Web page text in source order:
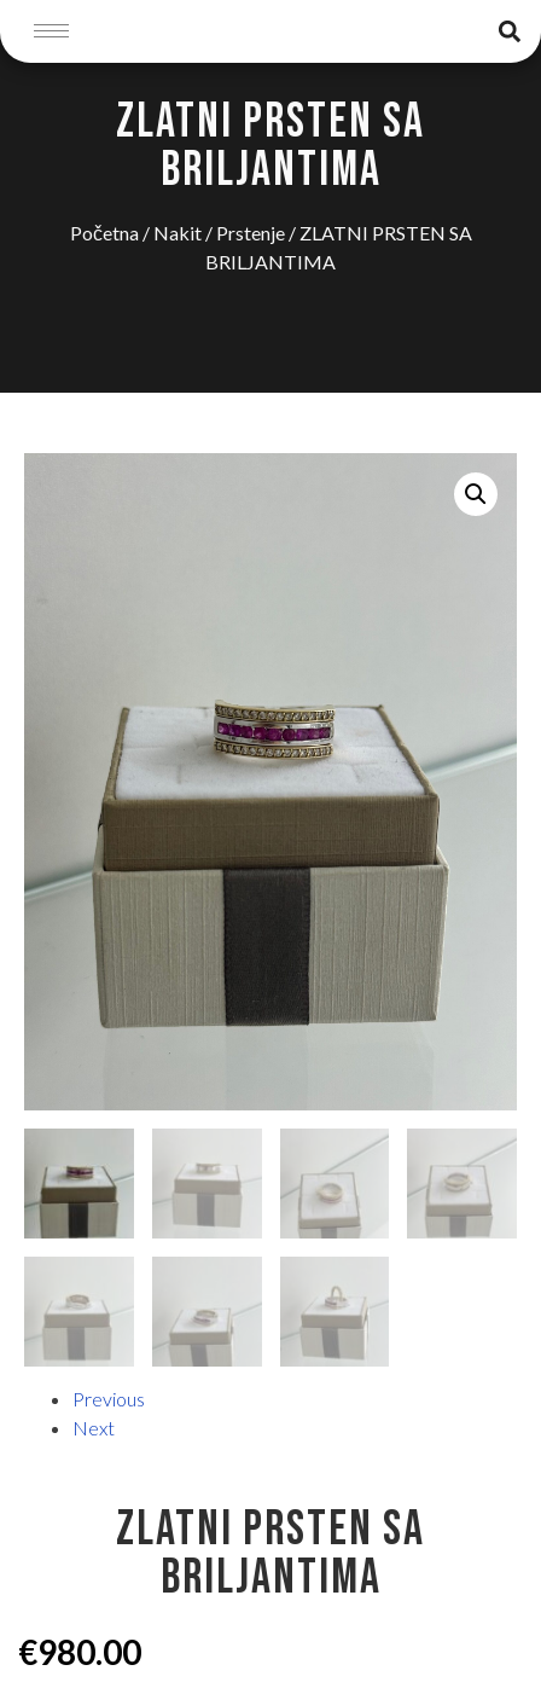
ZLATNI PRSTEN SA
BRILJANTIMA
Početna/ Nakit/ Prstenje/ ZLATNI PRSTEN SA
BRILJANTIMA
Previous
Next
ZLATNI PRSTEN SA
BRILJANTIMA
€980.00